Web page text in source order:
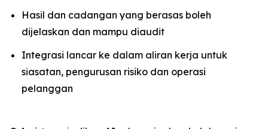
Hasil dan cadangan yang berasas boleh
dijelaskan dan mampu diaudit
Integrasi lancar ke dalam aliran kerja untuk
siasatan, pengurusan risiko dan operasi
pelanggan